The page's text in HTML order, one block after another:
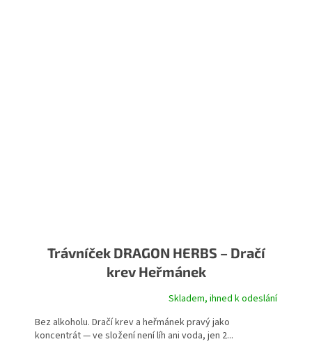
Trávníček DRAGON HERBS – Dračí
krev Heřmánek
Skladem, ihned k odeslání
Bez alkoholu. Dračí krev a heřmánek pravý jako
koncentrát — ve složení není líh ani voda, jen 2...